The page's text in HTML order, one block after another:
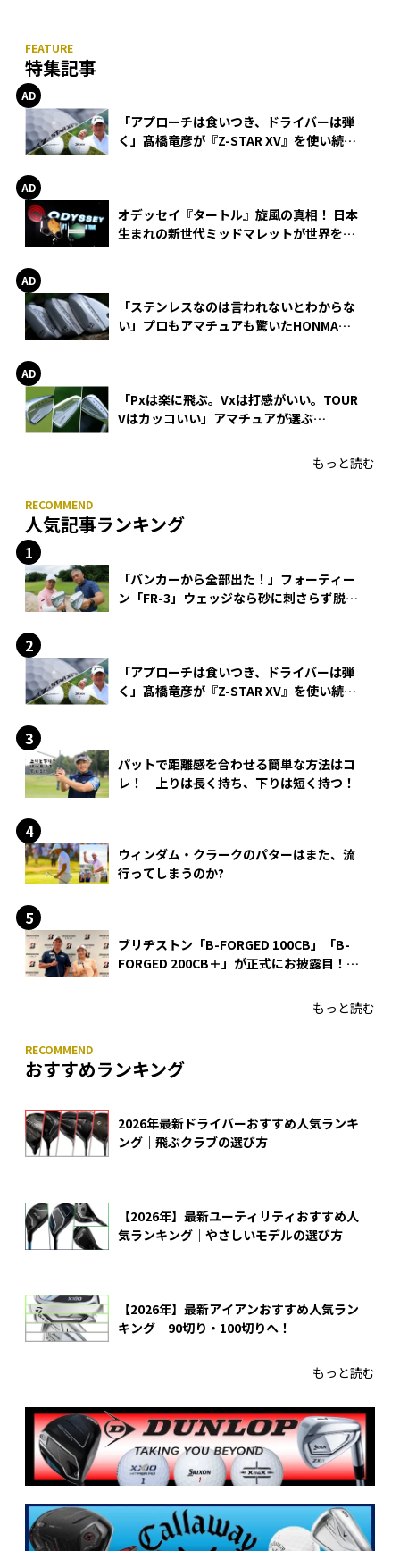
特集記事
「アプローチは食いつき、ドライバーは弾
く」髙橋竜彦が『Z-STAR XV』を使い続け
オデッセイ『タートル』旋風の真相！ 日本
生まれの新世代ミッドマレットが世界を席
「ステンレスなのは言われないとわからな
い」プロもアマチュアも驚いたHONMA
「Pxは楽に飛ぶ。Vxは打感がいい。TOUR
Vはカッコいい」アマチュアが選ぶ
もっと読む
人気記事ランキング
「バンカーから全部出た！」フォーティー
ン「FR-3」ウェッジなら砂に刺さらず脱出
「アプローチは食いつき、ドライバーは弾
く」髙橋竜彦が『Z-STAR XV』を使い続け
パットで距離感を合わせる簡単な方法はコ
レ！ 上りは長く持ち、下りは短く持つ！
ウィンダム・クラークのパターはまた、流
行ってしまうのか?
ブリヂストン「B-FORGED 100CB」「B-
FORGED 200CB＋」が正式にお披露目！
もっと読む
おすすめランキング
2026年最新ドライバーおすすめ人気ランキ
ング｜飛ぶクラブの選び方
【2026年】最新ユーティリティおすすめ人
気ランキング｜やさしいモデルの選び方
【2026年】最新アイアンおすすめ人気ラン
キング｜90切り・100切りへ！
もっと読む